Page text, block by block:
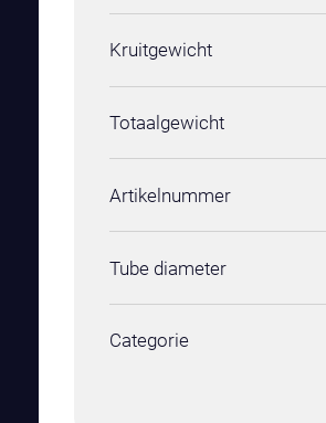
Kruitgewicht
Totaalgewicht
Artikelnummer
Tube diameter
Categorie